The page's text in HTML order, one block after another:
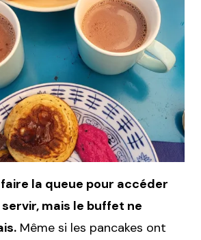
la queue pour accéder
mais le buffet ne
Même si les pancakes ont